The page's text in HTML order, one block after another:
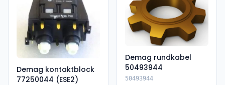
Demag kontaktblock
77250044 (ESE2)
Demag rundkabel
50493944
50493944